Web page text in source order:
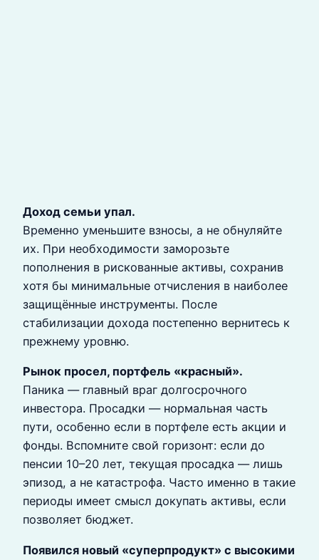
Доход семьи упал.
Временно уменьшите взносы, а не обнуляйте
их. При необходимости заморозьте
пополнения в рискованные активы, сохранив
хотя бы минимальные отчисления в наиболее
защищённые инструменты. После
стабилизации дохода постепенно вернитесь к
прежнему уровню.
Рынок просел, портфель «красный».
Паника — главный враг долгосрочного
инвестора. Просадки — нормальная часть
пути, особенно если в портфеле есть акции и
фонды. Вспомните свой горизонт: если до
пенсии 10–20 лет, текущая просадка — лишь
эпизод, а не катастрофа. Часто именно в такие
периоды имеет смысл докупать активы, если
позволяет бюджет.
Появился новый «суперпродукт» с высокими